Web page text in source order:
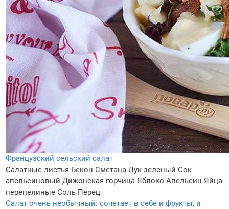
Французский сельский салат
Салатные листья Бекон Сметана Лук зеленый Сок
апельсиновый Дижонская горчица Яблоко Апельсин Яйца
перепелиные Соль Перец
Салат очень необычный: сочетает в себе и фрукты, и